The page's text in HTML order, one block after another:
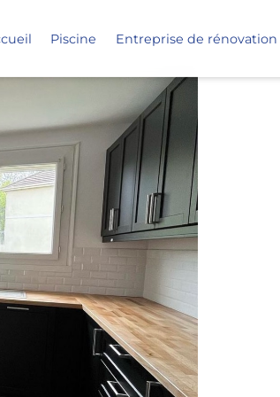
Piscine Entreprise de rénovation